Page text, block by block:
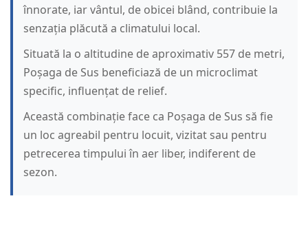
înnorate, iar vântul, de obicei blând, contribuie la
senzația plăcută a climatului local.
Situată la o altitudine de aproximativ 557 de metri,
Poșaga de Sus beneficiază de un microclimat
specific, influențat de relief.
Această combinație face ca Poșaga de Sus să fie
un loc agreabil pentru locuit, vizitat sau pentru
petrecerea timpului în aer liber, indiferent de
sezon.